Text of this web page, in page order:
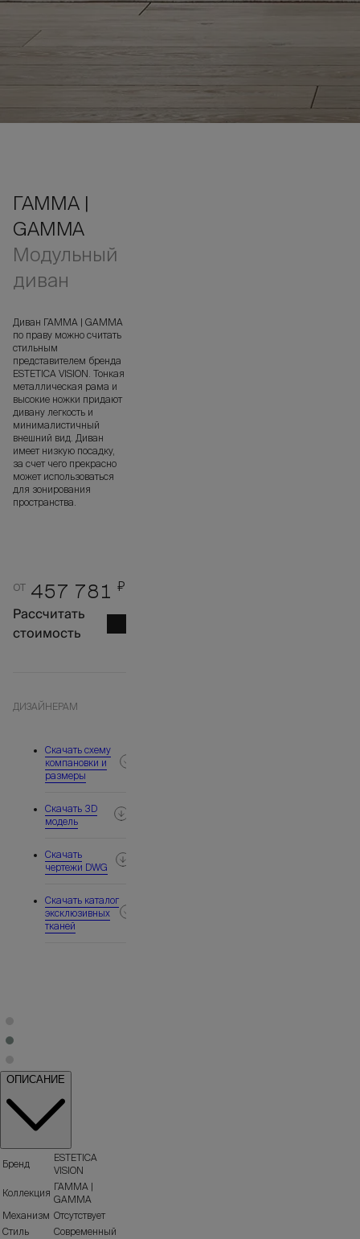
ГАММА |
GAMMA
Модульный
диван
Диван ГАММА | GAMMA
по праву можно считать
стильным
представителем бренда
ЕSТЕТIСА VISION. Тонкая
металлическая рама и
высокие ножки придают
дивану легкость и
минималистичный
внешний вид. Диван
имеет низкую посадку,
за счет чего прекрасно
может использоваться
для зонирования
пространства.
от 457 781 ₽
Рассчитать
стоимость
ДИЗАЙНЕРАМ
Скачать схему
компановки и
размеры
Скачать 3D
модель
Скачать
чертежи DWG
Скачать каталог
эксклюзивных
тканей
ОПИСАНИЕ
Бренд
ESTETICA
VISION
Коллекция
ГАММА |
GAMMA
Механизм Отсутствует
Стиль
Современный